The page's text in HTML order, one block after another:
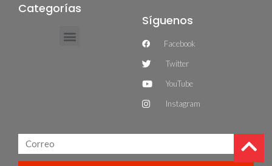
Categorías
Síguenos
Facebook
Twitter
YouTube
Instagram